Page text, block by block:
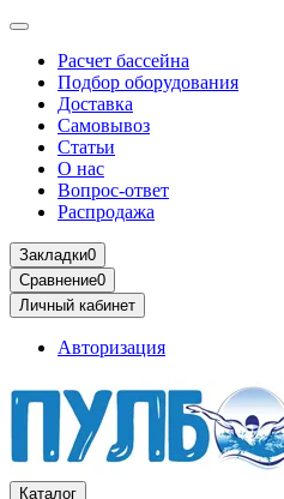
Расчет бассейна
Подбор оборудования
Доставка
Самовывоз
Статьи
О нас
Вопрос-ответ
Распродажа
Закладки0
Сравнение0
Личный кабинет
Авторизация
Каталог